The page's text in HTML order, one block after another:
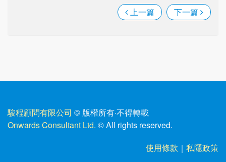
上一篇 下一篇
駿程顧問有限公司 © 版權所有·不得轉載
Onwards Consultant Ltd. © All rights reserved.
使用條款 ｜ 私隱政策